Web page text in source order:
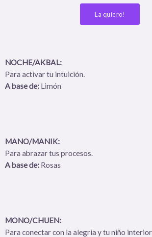
La quiero!
NOCHE/AKBAL:
Para activar tu intuición.
A base de: Limón
MANO/MANIK:
Para abrazar tus procesos.
A base de: Rosas
MONO/CHUEN:
Para conectar con la alegría y tu niño